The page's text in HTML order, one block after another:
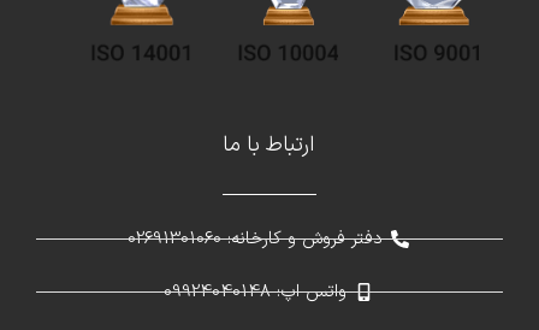
ارتباط با ما
دفتر فروش و کارخانه: 02691301060
واتس اپ: 09924040148